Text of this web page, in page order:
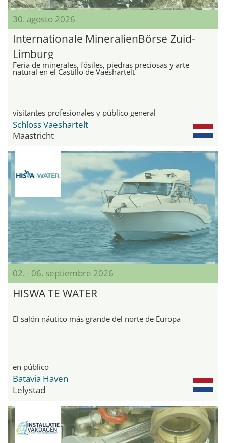
30. agosto 2026
Internationale MineralienBörse Zuid-
Limburg
Feria de minerales, fósiles, piedras preciosas y arte
natural en el Castillo de Vaeshartelt
visitantes profesionales y público general
Schloss Vaeshartelt
Maastricht
02. - 06. septiembre 2026
HISWA TE WATER
El salón náutico más grande del norte de Europa
en público
Batavia Haven
Lelystad